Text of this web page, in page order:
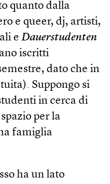
quanto dalla
e queer, dj, artisti,
e Dauerstudenten
iscritti
dato che in
Suppongo si
in cerca di
per la
famiglia
ha un lato